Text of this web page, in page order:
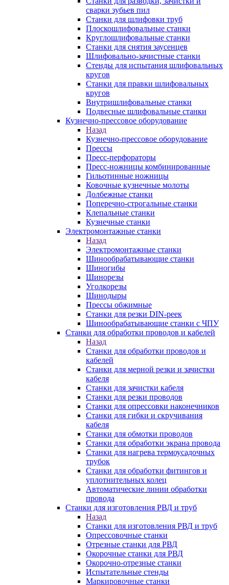
сварки зубьев пил
Станки для шлифовки труб
Плоскошлифовальные станки
Круглошлифовальные станки
Станки для снятия заусенцев
Шлифовально-зачистные станки
Стенды для испытания шлифовальных
кругов
Станки для правки шлифовальных
кругов
Внутришлифовальные станки
Подвесные шлифовальные станки
Кузнечно-прессовое оборудование
Назад
Кузнечно-прессовое оборудование
Прессы
Пресс-перфораторы
Пресс-ножницы комбинированные
Гильотинные ножницы
Ковочные кузнечные молоты
Долбежные станки
Поперечно-строгальные станки
Клепальные станки
Кузнечные станки
Электромонтажные станки
Назад
Электромонтажные станки
Шинообрабатывающие станки
Шиногибы
Шинорезы
Уголкорезы
Шинодыры
Прессы обжимные
Станки для резки DIN-реек
Шинообрабатывающие станки с ЧПУ
Станки для обработки проводов и кабелей
Назад
Станки для обработки проводов и
кабелей
Станки для мерной резки и зачистки
кабеля
Станки для зачистки кабеля
Станки для резки проводов
Станки для опрессовки наконечников
Станки для гибки и скручивания
кабеля
Станки для обмотки проводов
Станки для обработки экрана провода
Станки для нагрева термоусадочных
трубок
Станки для обработки фитингов и
уплотнительных колец
Автоматические линии обработки
провода
Станки для изготовления РВД и труб
Назад
Станки для изготовления РВД и труб
Опрессовочные станки
Отрезные станки для РВД
Окорочные станки для РВД
Окорочно-отрезные станки
Испытательные стенды
Маркировочные станки